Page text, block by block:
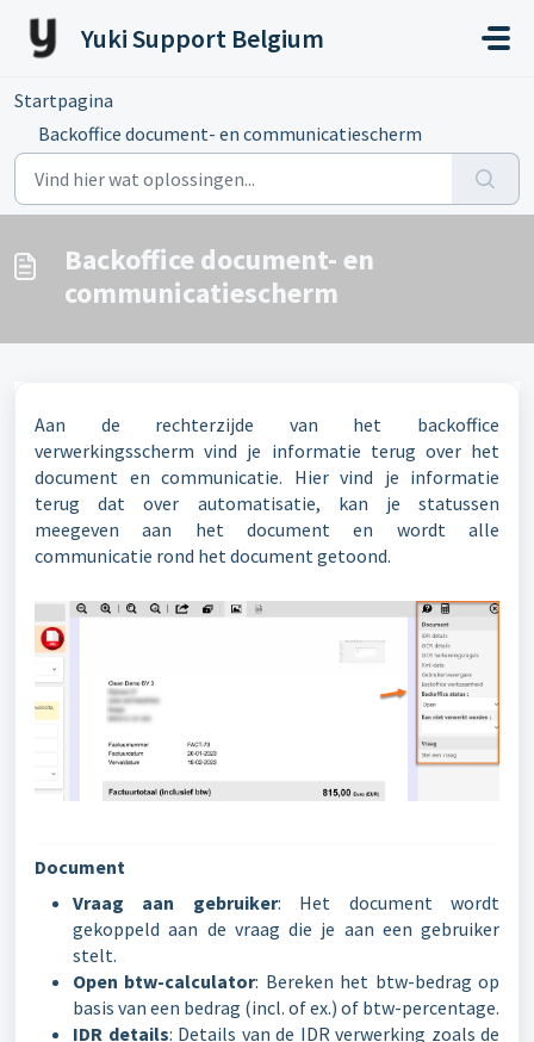
Yuki Support Belgium
Startpagina
Backoffice document- en communicatiescherm
Backoffice document- en
communicatiescherm
Aan de rechterzijde van het backoffice
verwerkingsscherm vind je informatie terug over het
document en communicatie. Hier vind je informatie
terug dat over automatisatie, kan je statussen
meegeven aan het document en wordt alle
communicatie rond het document getoond.
Document
Vraag aan gebruiker: Het document wordt
gekoppeld aan de vraag die je aan een gebruiker
stelt.
Open btw-calculator: Bereken het btw-bedrag op
basis van een bedrag (incl. of ex.) of btw-percentage.
IDR details: Details van de IDR verwerking zoals de